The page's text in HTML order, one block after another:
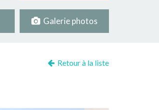
Galerie photos
Retour à la liste